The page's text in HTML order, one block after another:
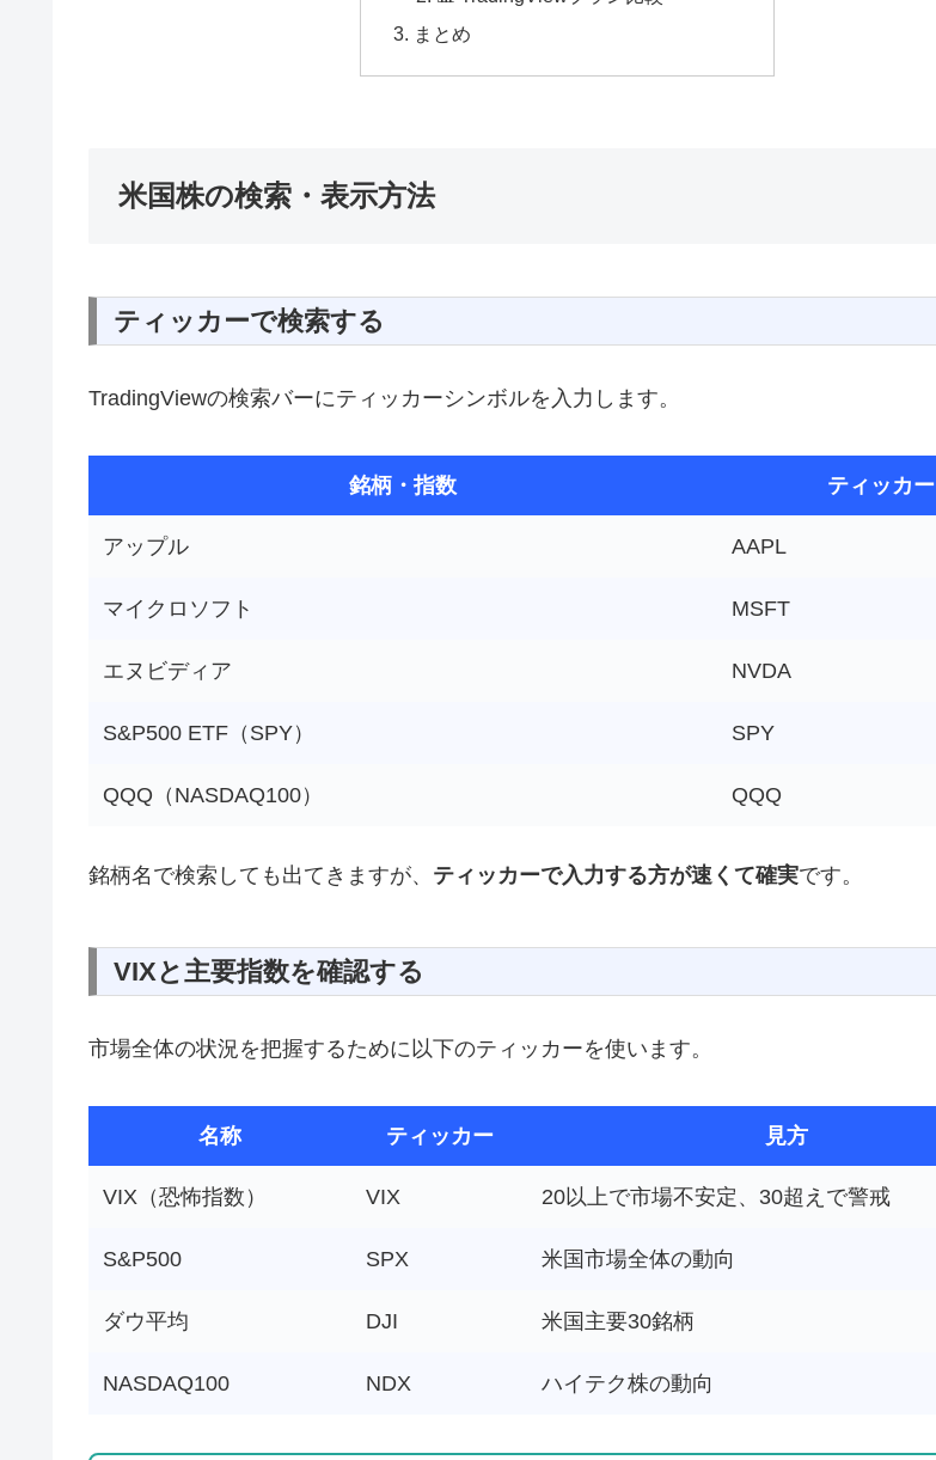
まとめ
米国株の検索・表示方法
ティッカーで検索する
TradingViewの検索バーにティッカーシンボルを入力します。
銘柄・指数 ティッカー
アップル AAPL
マイクロソフト MSFT
エヌビディア NVDA
S&P500 ETF（SPY） SPY
QQQ（NASDAQ100） QQQ
銘柄名で検索しても出てきますが、 ティッカーで入力する方が速くて確実です。
VIXと主要指数を確認する
市場全体の状況を把握するために以下のティッカーを使います。
名称 ティッカー 見方
VIX（恐怖指数） VIX 20以上で市場不安定、30超えで警戒
S&P500 SPX 米国市場全体の動向
ダウ平均 DJI 米国主要30銘柄
NASDAQ100 NDX ハイテク株の動向